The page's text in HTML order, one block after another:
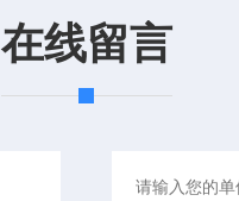
在线留言